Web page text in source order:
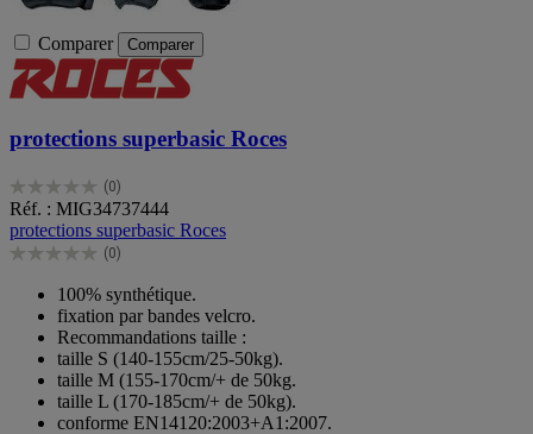
Comparer Comparer
protections superbasic Roces
(0)
0.0
sur
5
étoiles.
Réf. : MIG34737444
protections superbasic Roces
(0)
0.0
étoiles.
100% synthétique.
fixation par bandes velcro.
Recommandations taille :
taille S (140-155cm/25-50kg).
taille M (155-170cm/+ de 50kg.
taille L (170-185cm/+ de 50kg).
conforme EN14120:2003+A1:2007.